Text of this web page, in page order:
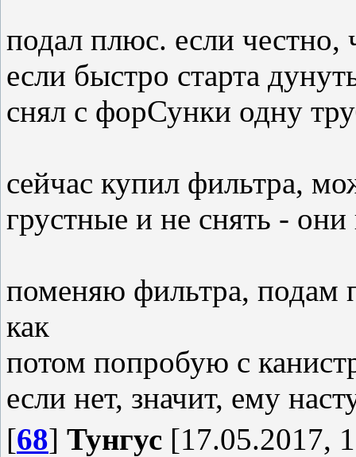
подал плюс. если честно,
если быстро старта
снял с форСунки одну
сейчас купил фильтра,
грустные и не снять -
поменяю фильтра, подам
как
потом попробую с
если нет, значит, ему
[68] Тунгус [17.05.2017,